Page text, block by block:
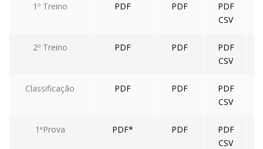
1º Treino PDF PDF
PDF
CSV
2º Treino PDF PDF
PDF
CSV
Classificação PDF PDF
PDF
CSV
1ªProva PDF* PDF
PDF
CSV